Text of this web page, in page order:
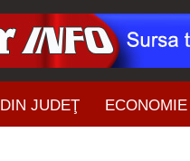
DIN JUDEŢ ECONOMIE